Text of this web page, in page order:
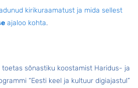
kirikuraamatust ja mida sellest
ajaloo kohta.
sõnastiku koostamist Haridus- ja
“Eesti keel ja kultuur digiajastul”